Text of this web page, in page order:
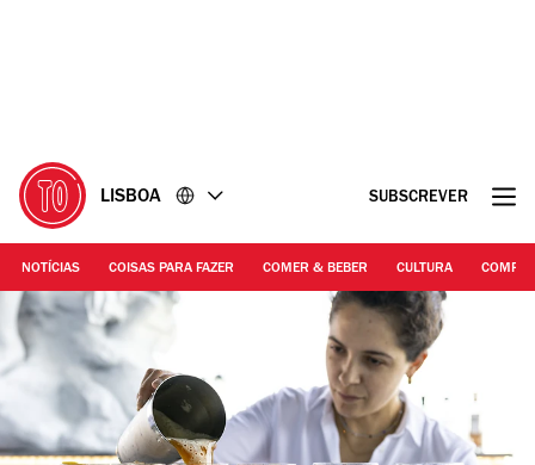
LISBOA SUBSCREVER
NOTÍCIAS COISAS PARA FAZER COMER & BEBER CULTURA